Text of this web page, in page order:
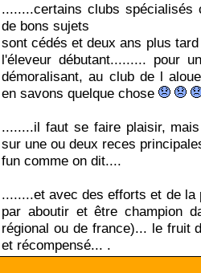
........certains clubs spécialisés
de bons sujets
sont cédés et deux ans plus
l'éleveur débutant......... pour
démoralisant, au club de l
en savons quelque chose
........il faut se faire plaisir,
sur une ou deux reces
fun comme on dit....
........et avec des efforts et de la
par aboutir et être champion
régional ou de france)... le fruit
et récompensé... .